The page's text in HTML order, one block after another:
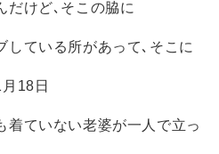
だけど､そこの脇に
している所があって､そこに
18日
着ていない老婆が一人で立っ